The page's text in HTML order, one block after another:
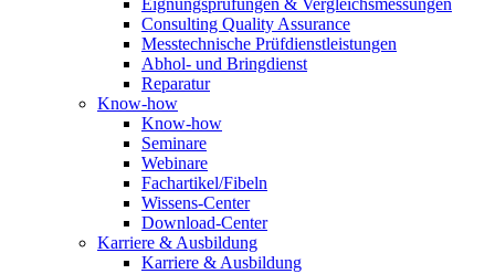
Eignungsprüfungen & Vergleichsmessungen
Consulting Quality Assurance
Messtechnische Prüfdienstleistungen
Abhol- und Bringdienst
Reparatur
Know-how
Know-how
Seminare
Webinare
Fachartikel/Fibeln
Wissens-Center
Download-Center
Karriere & Ausbildung
Karriere & Ausbildung